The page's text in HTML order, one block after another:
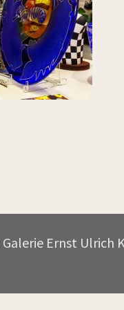
Ernst Ulrich